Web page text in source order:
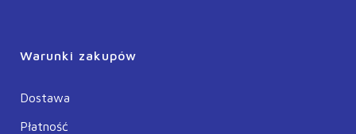
Warunki zakupów
Dostawa
Płatność